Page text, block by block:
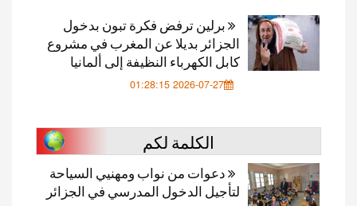
برلين ترفض فكرة تبون بدخول
الجزائر بديلا عن المغرب في مشروع
كابل الكهرباء النظيفة إلى ألمانيا
2026-07-27 01:28:15
الكلمة لكم
دعوات من نواب ومهنيي السياحة
لتأجيل الدخول المدرسي في الجزائر